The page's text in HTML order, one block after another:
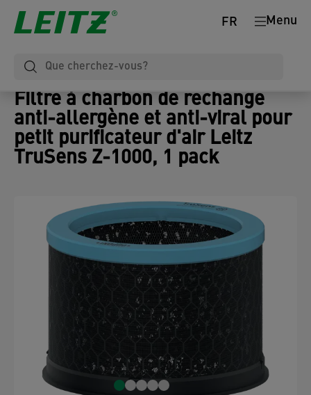
Menu
FR
Filtre à charbon de rechange
anti-allergène et anti-viral pour
petit purificateur d'air Leitz
TruSens Z-1000, 1 pack